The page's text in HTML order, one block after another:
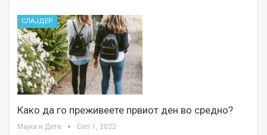
СЛАЈДЕР
Како да го преживеете првиот ден во средно?
Мајка и Дете Сеп 1, 2022